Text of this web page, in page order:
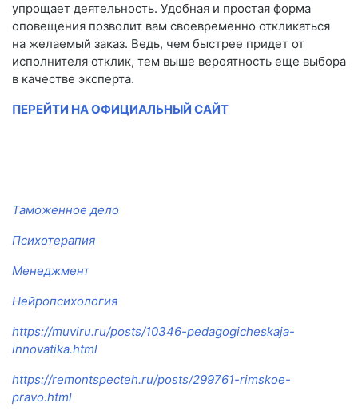
упрощает деятельность. Удобная и простая форма
оповещения позволит вам своевременно откликаться
на желаемый заказ. Ведь, чем быстрее придет от
исполнителя отклик, тем выше вероятность еще выбора
в качестве эксперта.
ПЕРЕЙТИ НА ОФИЦИАЛЬНЫЙ САЙТ
Таможенное дело
Психотерапия
Менеджмент
Нейропсихология
https://muviru.ru/posts/10346-pedagogicheskaja-
innovatika.html
https://remontspecteh.ru/posts/299761-rimskoe-
pravo.html